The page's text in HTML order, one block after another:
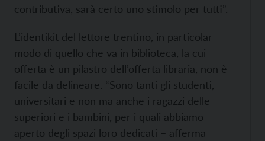
contributiva, sarà certo uno stimolo per tutti”.
L’identikit del lettore trentino, in particolar
modo di quello che va in biblioteca, la cui
offerta è un pilastro dell’offerta libraria, non è
facile da delineare. “Sono tanti gli studenti,
universitari e non ma anche i ragazzi delle
superiori e i bambini, per i quali abbiamo
aperto degli spazi loro dedicati – afferma